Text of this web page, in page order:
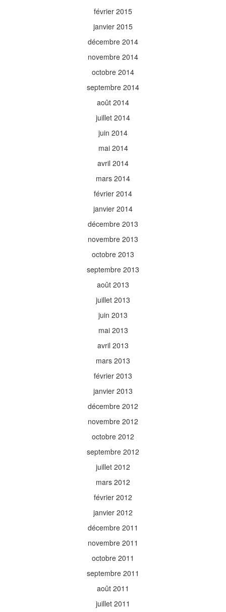
février 2015
janvier 2015
décembre 2014
novembre 2014
octobre 2014
septembre 2014
août 2014
juillet 2014
juin 2014
mai 2014
avril 2014
mars 2014
février 2014
janvier 2014
décembre 2013
novembre 2013
octobre 2013
septembre 2013
août 2013
juillet 2013
juin 2013
mai 2013
avril 2013
mars 2013
février 2013
janvier 2013
décembre 2012
novembre 2012
octobre 2012
septembre 2012
juillet 2012
mars 2012
février 2012
janvier 2012
décembre 2011
novembre 2011
octobre 2011
septembre 2011
août 2011
juillet 2011